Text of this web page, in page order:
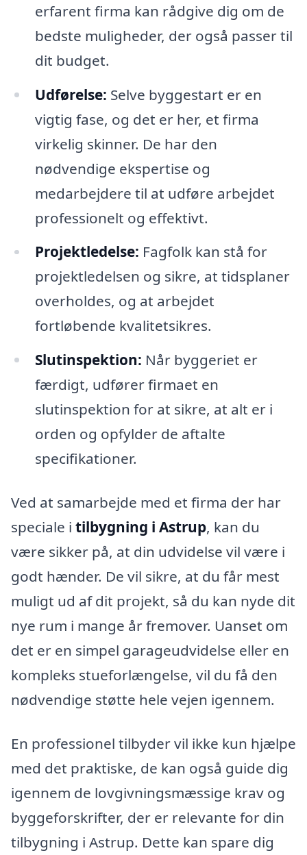
erfarent firma kan rådgive dig om de
bedste muligheder, der også passer til
dit budget.
Udførelse: Selve byggestart er en
vigtig fase, og det er her, et firma
virkelig skinner. De har den
nødvendige ekspertise og
medarbejdere til at udføre arbejdet
professionelt og effektivt.
Projektledelse: Fagfolk kan stå for
projektledelsen og sikre, at tidsplaner
overholdes, og at arbejdet
fortløbende kvalitetsikres.
Slutinspektion: Når byggeriet er
færdigt, udfører firmaet en
slutinspektion for at sikre, at alt er i
orden og opfylder de aftalte
specifikationer.
Ved at samarbejde med et firma der har
speciale i tilbygning i Astrup, kan du
være sikker på, at din udvidelse vil være i
godt hænder. De vil sikre, at du får mest
muligt ud af dit projekt, så du kan nyde dit
nye rum i mange år fremover. Uanset om
det er en simpel garageudvidelse eller en
kompleks stueforlængelse, vil du få den
nødvendige støtte hele vejen igennem.
En professionel tilbyder vil ikke kun hjælpe
med det praktiske, de kan også guide dig
igennem de lovgivningsmæssige krav og
byggeforskrifter, der er relevante for din
tilbygning i Astrup. Dette kan spare dig